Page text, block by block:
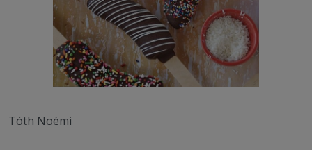
Tóth Noémi